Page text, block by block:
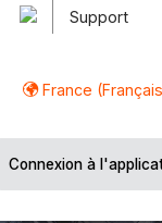
Support
France
Connexion à